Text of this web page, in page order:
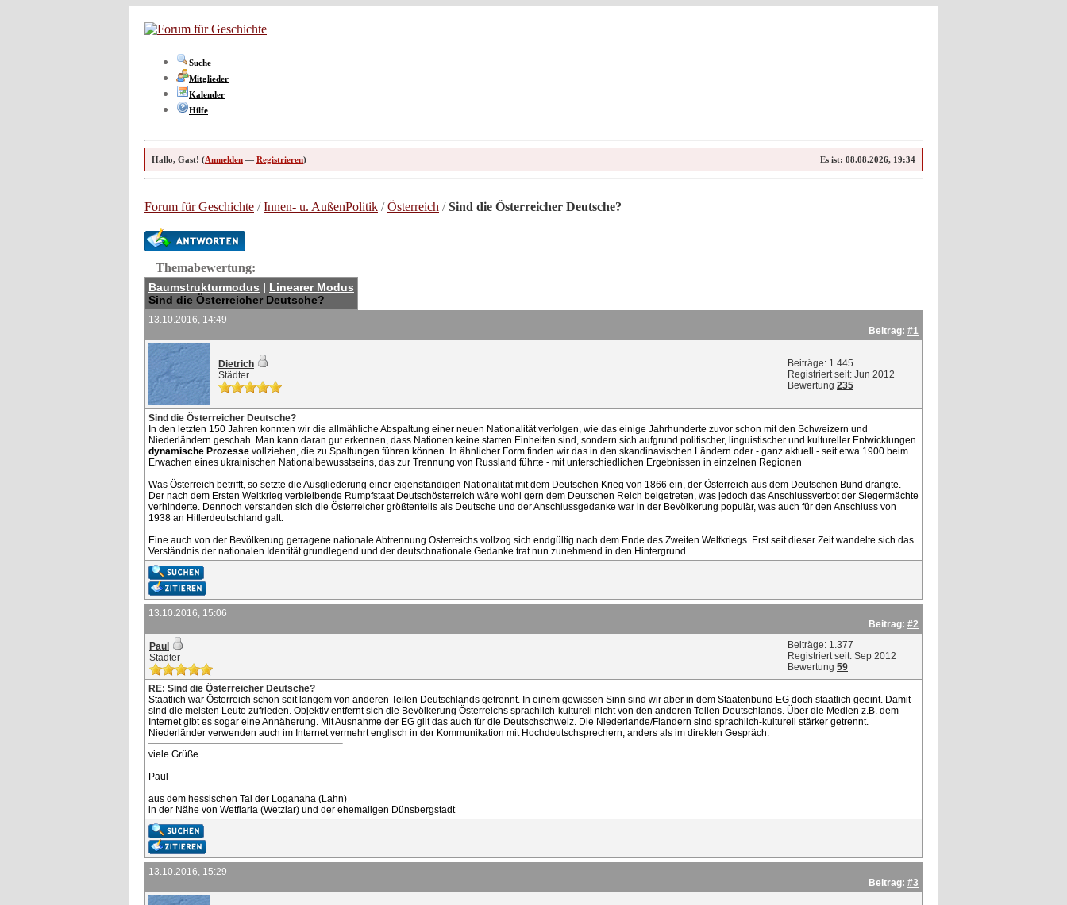
Suche
Mitglieder
Kalender
Hilfe
Es ist: 08.08.2026, 19:34
Hallo, Gast! (Anmelden — Registrieren)
Forum für Geschichte /Innen- u. AußenPolitik /Österreich /Sind die Österreicher Deutsche?
Themabewertung:
Baumstrukturmodus | Linearer Modus
Sind die Österreicher Deutsche?
13.10.2016, 14:49
Beitrag: #1
Dietrich
Städter
Beiträge: 1.445
Registriert seit: Jun 2012
Bewertung 235
Sind die Österreicher Deutsche?
In den letzten 150 Jahren konnten wir die allmähliche Abspaltung einer neuen Nationalität verfolgen, wie das einige Jahrhunderte zuvor schon mit den Schweizern und
Niederländern geschah. Man kann daran gut erkennen, dass Nationen keine starren Einheiten sind, sondern sich aufgrund politischer, linguistischer und kultureller Entwicklungen
dynamische Prozesse vollziehen, die zu Spaltungen führen können. In ähnlicher Form finden wir das in den skandinavischen Ländern oder - ganz aktuell - seit etwa 1900 beim
Erwachen eines ukrainischen Nationalbewusstseins, das zur Trennung von Russland führte - mit unterschiedlichen Ergebnissen in einzelnen Regionen
Was Österreich betrifft, so setzte die Ausgliederung einer eigenständigen Nationalität mit dem Deutschen Krieg von 1866 ein, der Österreich aus dem Deutschen Bund drängte.
Der nach dem Ersten Weltkrieg verbleibende Rumpfstaat Deutschösterreich wäre wohl gern dem Deutschen Reich beigetreten, was jedoch das Anschlussverbot der Siegermächte
verhinderte. Dennoch verstanden sich die Österreicher größtenteils als Deutsche und der Anschlussgedanke war in der Bevölkerung populär, was auch für den Anschluss von
1938 an Hitlerdeutschland galt.
Eine auch von der Bevölkerung getragene nationale Abtrennung Österreichs vollzog sich endgültig nach dem Ende des Zweiten Weltkriegs. Erst seit dieser Zeit wandelte sich das
Verständnis der nationalen Identität grundlegend und der deutschnationale Gedanke trat nun zunehmend in den Hintergrund.
13.10.2016, 15:06
Beitrag: #2
Paul
Städter
Beiträge: 1.377
Registriert seit: Sep 2012
Bewertung 59
RE: Sind die Österreicher Deutsche?
Staatlich war Österreich schon seit langem von anderen Teilen Deutschlands getrennt. In einem gewissen Sinn sind wir aber in dem Staatenbund EG doch staatlich geeint. Damit
sind die meisten Leute zufrieden. Objektiv entfernt sich die Bevölkerung Österreichs sprachlich-kulturell nicht von den anderen Teilen Deutschlands. Über die Medien z.B. dem
Internet gibt es sogar eine Annäherung. Mit Ausnahme der EG gilt das auch für die Deutschschweiz. Die Niederlande/Flandern sind sprachlich-kulturell stärker getrennt.
Niederländer verwenden auch im Internet vermehrt englisch in der Kommunikation mit Hochdeutschsprechern, anders als im direkten Gespräch.
viele Grüße
Paul
aus dem hessischen Tal der Loganaha (Lahn)
in der Nähe von Wetflaria (Wetzlar) und der ehemaligen Dünsbergstadt
13.10.2016, 15:29
Beitrag: #3